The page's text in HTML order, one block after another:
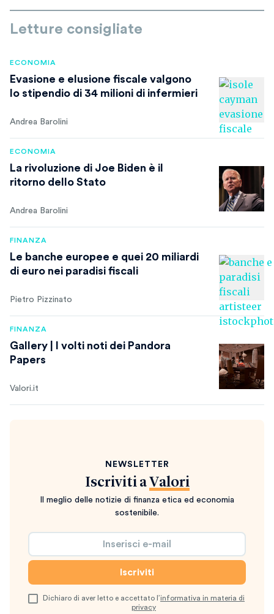
Letture consigliate
ECONOMIA
Evasione e elusione fiscale valgono
lo stipendio di 34 milioni di infermieri
Andrea Barolini
ECONOMIA
La rivoluzione di Joe Biden è il
ritorno dello Stato
Andrea Barolini
FINANZA
Le banche europee e quei 20 miliardi
di euro nei paradisi fiscali
Pietro Pizzinato
FINANZA
Gallery | I volti noti dei Pandora
Papers
Valori.it
NEWSLETTER
Iscriviti a Valori
Il meglio delle notizie di finanza etica ed economia
sostenibile.
Dichiaro di aver letto e accettato l’informativa in materia di
privacy